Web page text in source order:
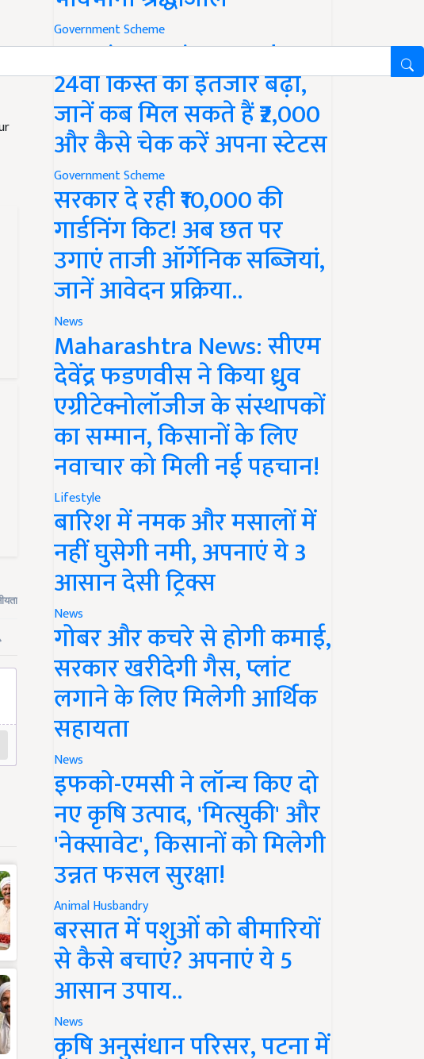
Government Scheme
PM Kisan Yojana Update:
24वीं किस्त का इंतजार बढ़ा,
जानें कब मिल सकते हैं ₹2,000
और कैसे चेक करें अपना स्टेटस
Government Scheme
सरकार दे रही ₹10,000 की
गार्डनिंग किट! अब छत पर
उगाएं ताजी ऑर्गेनिक सब्जियां,
जानें आवेदन प्रक्रिया..
News
Maharashtra News: सीएम
देवेंद्र फडणवीस ने किया ध्रुव
एग्रीटेक्नोलॉजीज के संस्थापकों
का सम्मान, किसानों के लिए
नवाचार को मिली नई पहचान!
Lifestyle
बारिश में नमक और मसालों में
नहीं घुसेगी नमी, अपनाएं ये 3
आसान देसी ट्रिक्स
News
गोबर और कचरे से होगी कमाई,
सरकार खरीदेगी गैस, प्लांट
लगाने के लिए मिलेगी आर्थिक
सहायता
News
इफको-एमसी ने लॉन्च किए दो
नए कृषि उत्पाद, 'मित्सुकी' और
'नेक्सावेट', किसानों को मिलेगी
उन्नत फसल सुरक्षा!
Animal Husbandry
बरसात में पशुओं को बीमारियों
से कैसे बचाएं? अपनाएं ये 5
आसान उपाय..
News
कृषि अनुसंधान परिसर, पटना में